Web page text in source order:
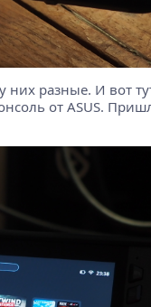
разные. И вот
от ASUS.